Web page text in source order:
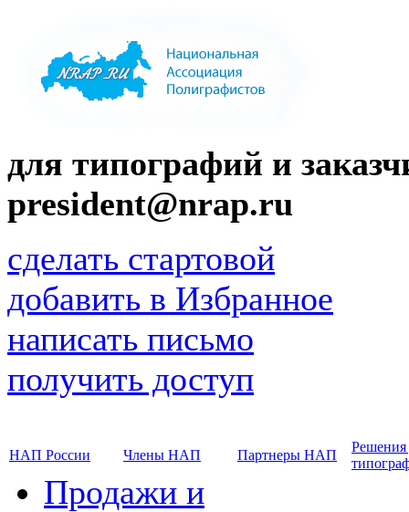
для типографий и
president@nrap.ru
сделать стартовой
добавить в Избранное
написать письмо
получить доступ
НАП России Члены НАП Партнеры НАП
Решения
Продажи и